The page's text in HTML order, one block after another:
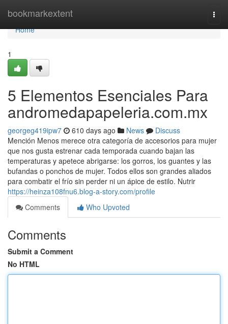
bookmarkextent
Home
Home
1
5 Elementos Esenciales Para
andromedapapeleria.com.mx
georgeg419ipw7 610 days ago News
Discuss
Mención Menos merece otra categoría de accesorios para mujer
que nos gusta estrenar cada temporada cuando bajan las
temperaturas y apetece abrigarse: los gorros, los guantes y las
bufandas o ponchos de mujer. Todos ellos son grandes aliados
para combatir el frío sin perder ni un ápice de estilo. Nutrir
https://heinza108fnu6.blog-a-story.com/profile
Comments
Who Upvoted
Comments
Submit a Comment
No HTML